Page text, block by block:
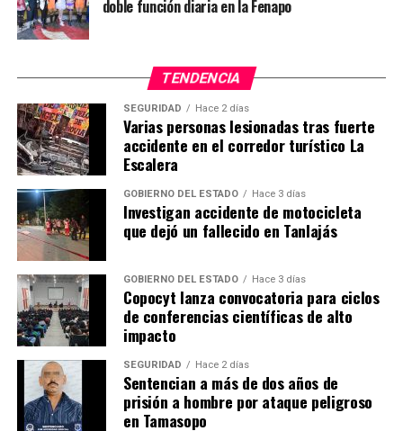
doble función diaria en la Fenapo
TENDENCIA
SEGURIDAD Hace 2 días
Varias personas lesionadas tras fuerte
accidente en el corredor turístico La
Escalera
GOBIERNO DEL ESTADO Hace 3 días
Investigan accidente de motocicleta
que dejó un fallecido en Tanlajás
GOBIERNO DEL ESTADO Hace 3 días
Copocyt lanza convocatoria para ciclos
de conferencias científicas de alto
impacto
SEGURIDAD Hace 2 días
Sentencian a más de dos años de
prisión a hombre por ataque peligroso
en Tamasopo